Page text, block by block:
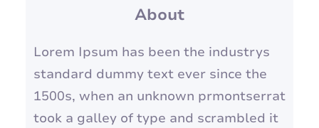
hidratar, nutrir e revitalizar a
simples e presentes em…
s
a
r
About
Lorem Ipsum has been the industrys
standard dummy text ever since the
1500s, when an unknown prmontserrat
took a galley of type and scrambled it